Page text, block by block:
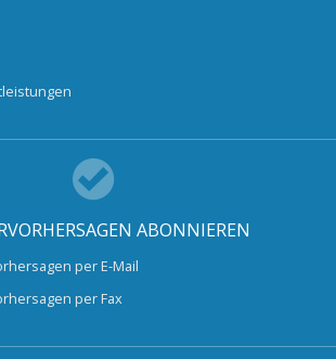
ABONNIEREN
per E-Mail
per Fax